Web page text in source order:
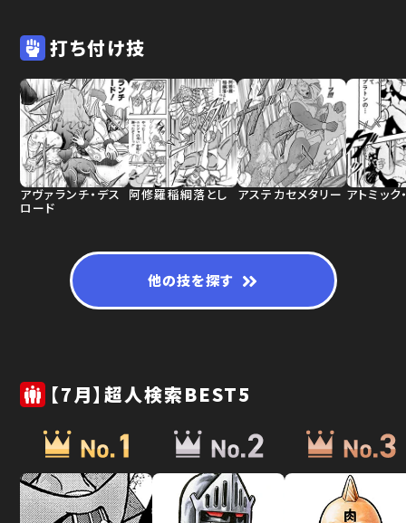
打ち付け技
アヴァランチ・デス
ロード
阿修羅稲綱落とし アステカセメタリー アトミック
他の技を探す
【7月】超人検索BEST5